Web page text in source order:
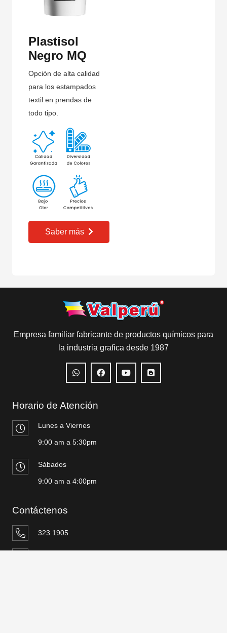
Plastisol
Negro MQ
Opción de alta calidad
para los estampados
textil en prendas de
todo tipo.
Saber más
Empresa familiar fabricante de productos químicos para
la industria grafica desde 1987
Horario de Atención
Lunes a Viernes
9:00 am a 5:30pm
Sábados
9:00 am a 4:00pm
Contáctenos
323 1905